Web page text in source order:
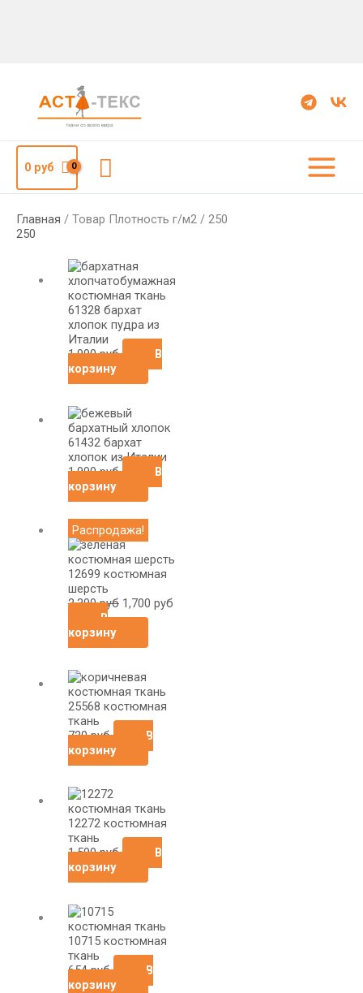
0руб Поиск
Главная / Товар Плотность г/м2 / 250
250
61328 бархат
хлопок пудра из
Италии
1,990руб
В
корзину
61432 бархат
хлопок из Италии
1,990руб
В
корзину
Распродажа!
12699 костюмная
шерсть
2,390руб
Первоначальная
цена
составляла
2,390
1,700 руб
1,700
В
корзину
25568 костюмная
ткань
720руб
В
корзину
12272 костюмная
ткань
1,590руб
В
корзину
10715 костюмная
ткань
654руб
В
корзину